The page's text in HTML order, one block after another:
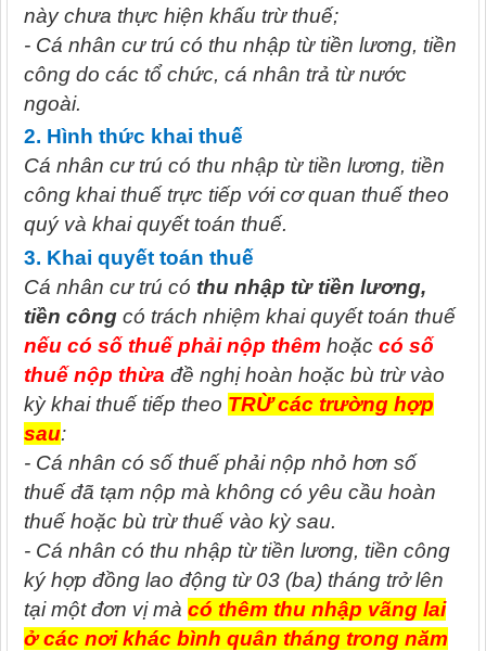
này chưa thực hiện khấu trừ thuế;
- Cá nhân cư trú có thu nhập từ tiền lương, tiền
công do các tổ chức, cá nhân trả từ nước
ngoài.
2. Hình thức khai thuế
Cá nhân cư trú có thu nhập từ tiền lương, tiền
công khai thuế trực tiếp với cơ quan thuế theo
quý và khai quyết toán thuế.
3. Khai quyết toán thuế
Cá nhân cư trú có thu nhập từ tiền lương,
tiền công có trách nhiệm khai quyết toán thuế
nếu có số thuế phải nộp thêm hoặc có số
thuế nộp thừa đề nghị hoàn hoặc bù trừ vào
kỳ khai thuế tiếp theo TRỪ các trường hợp
sau:
- Cá nhân có số thuế phải nộp nhỏ hơn số
thuế đã tạm nộp mà không có yêu cầu hoàn
thuế hoặc bù trừ thuế vào kỳ sau.
- Cá nhân có thu nhập từ tiền lương, tiền công
ký hợp đồng lao động từ 03 (ba) tháng trở lên
tại một đơn vị mà có thêm thu nhập vãng lai
ở các nơi khác bình quân tháng trong năm